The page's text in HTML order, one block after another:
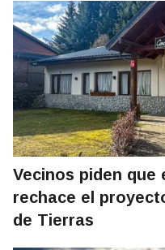
Vecinos piden que
rechace el
de Tierras